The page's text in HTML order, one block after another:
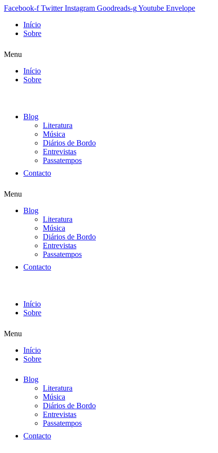
Facebook-f Twitter Instagram Goodreads-gYoutube Envelope
Início
Sobre
Menu
Início
Sobre
Blog
Literatura
Música
Diários de Bordo
Entrevistas
Passatempos
Contacto
Menu
Blog
Literatura
Música
Diários de Bordo
Entrevistas
Passatempos
Contacto
Início
Sobre
Menu
Início
Sobre
Blog
Literatura
Música
Diários de Bordo
Entrevistas
Passatempos
Contacto